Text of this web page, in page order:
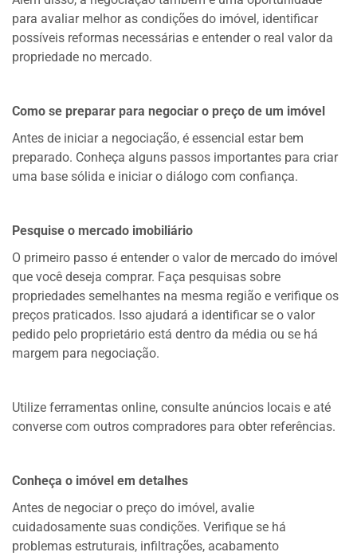
para avaliar melhor as condições do imóvel, identificar
possíveis reformas necessárias e entender o real valor da
propriedade no mercado.
Como se preparar para negociar o preço de um imóvel
Antes de iniciar a negociação, é essencial estar bem
preparado. Conheça alguns passos importantes para criar
uma base sólida e iniciar o diálogo com confiança.
Pesquise o mercado imobiliário
O primeiro passo é entender o valor de mercado do imóvel
que você deseja comprar. Faça pesquisas sobre
propriedades semelhantes na mesma região e verifique os
preços praticados. Isso ajudará a identificar se o valor
pedido pelo proprietário está dentro da média ou se há
margem para negociação.
Utilize ferramentas online, consulte anúncios locais e até
converse com outros compradores para obter referências.
Conheça o imóvel em detalhes
Antes de negociar o preço do imóvel, avalie
cuidadosamente suas condições. Verifique se há
problemas estruturais, infiltrações, acabamento